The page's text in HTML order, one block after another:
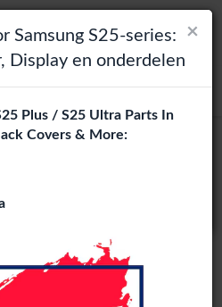
×
Statenbent.
city.nl
deze site
Login
×
Samsung S25-series:
Display en onderdelen
Plus / S25 Ultra Parts In
Covers & More: